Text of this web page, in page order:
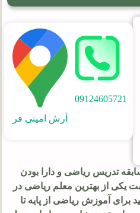
09124605721
آرش امینی فر
فر با 20 سال سابقه تدریس ریاضی و دارا بودن
از بهترین معلم ریاضی در
برای آموزش ریاضی از پایه تا